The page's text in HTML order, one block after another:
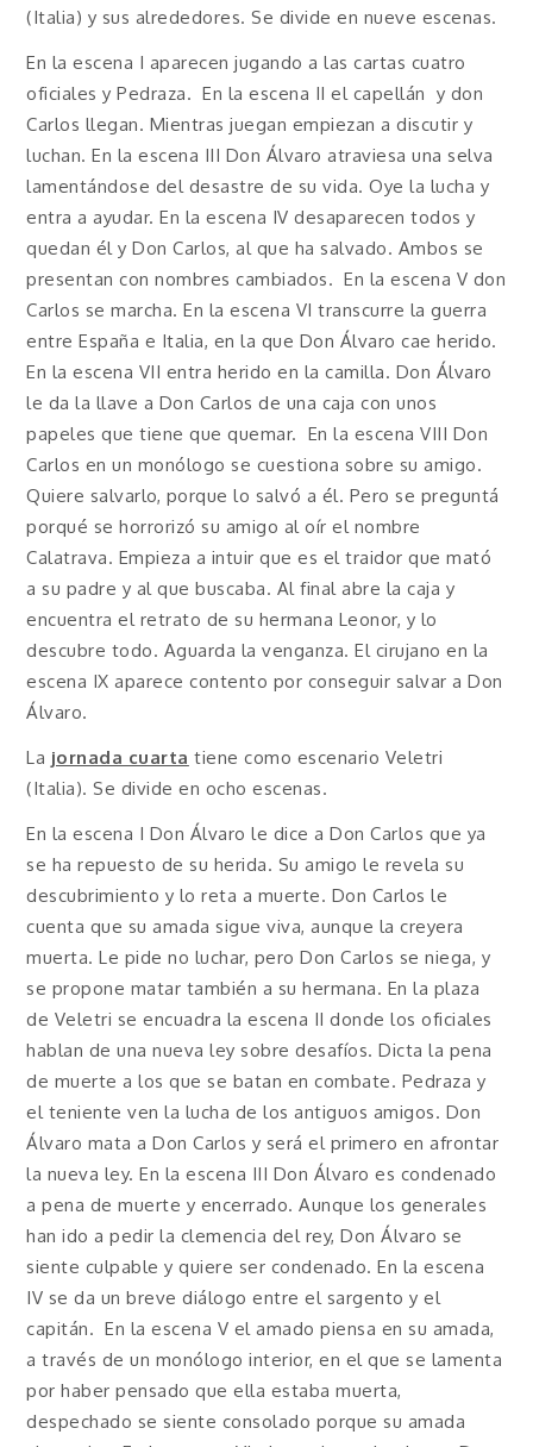
(Italia) y sus alrededores. Se divide en nueve escenas.
En la escena I aparecen jugando a las cartas cuatro
oficiales y Pedraza. En la escena II el capellán y don
Carlos llegan. Mientras juegan empiezan a discutir y
luchan. En la escena III Don Álvaro atraviesa una selva
lamentándose del desastre de su vida. Oye la lucha y
entra a ayudar. En la escena IV desaparecen todos y
quedan él y Don Carlos, al que ha salvado. Ambos se
presentan con nombres cambiados. En la escena V don
Carlos se marcha. En la escena VI transcurre la guerra
entre España e Italia, en la que Don Álvaro cae herido.
En la escena VII entra herido en la camilla. Don Álvaro
le da la llave a Don Carlos de una caja con unos
papeles que tiene que quemar. En la escena VIII Don
Carlos en un monólogo se cuestiona sobre su amigo.
Quiere salvarlo, porque lo salvó a él. Pero se preguntá
porqué se horrorizó su amigo al oír el nombre
Calatrava. Empieza a intuir que es el traidor que mató
a su padre y al que buscaba. Al final abre la caja y
encuentra el retrato de su hermana Leonor, y lo
descubre todo. Aguarda la venganza. El cirujano en la
escena IX aparece contento por conseguir salvar a Don
Álvaro.
La jornada cuarta tiene como escenario Veletri
(Italia). Se divide en ocho escenas.
En la escena I Don Álvaro le dice a Don Carlos que ya
se ha repuesto de su herida. Su amigo le revela su
descubrimiento y lo reta a muerte. Don Carlos le
cuenta que su amada sigue viva, aunque la creyera
muerta. Le pide no luchar, pero Don Carlos se niega, y
se propone matar también a su hermana. En la plaza
de Veletri se encuadra la escena II donde los oficiales
hablan de una nueva ley sobre desafíos. Dicta la pena
de muerte a los que se batan en combate. Pedraza y
el teniente ven la lucha de los antiguos amigos. Don
Álvaro mata a Don Carlos y será el primero en afrontar
la nueva ley. En la escena III Don Álvaro es condenado
a pena de muerte y encerrado. Aunque los generales
han ido a pedir la clemencia del rey, Don Álvaro se
siente culpable y quiere ser condenado. En la escena
IV se da un breve diálogo entre el sargento y el
capitán. En la escena V el amado piensa en su amada,
a través de un monólogo interior, en el que se lamenta
por haber pensado que ella estaba muerta,
despechado se siente consolado porque su amada